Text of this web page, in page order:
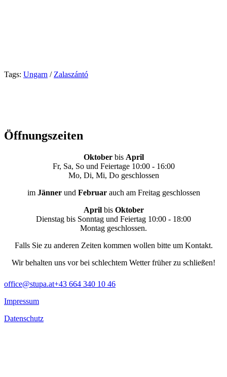
Tags: Ungarn / Zalaszántó
Öffnungszeiten
Oktoberbis April
Fr, Sa, So und Feiertage 10:00 - 16:00
Mo, Di, Mi, Do geschlossen
im Jännerund Februar auch am Freitag geschlossen
Aprilbis Oktober
Dienstag bis Sonntag und Feiertag 10:00 - 18:00
Montag geschlossen.
Falls Sie zu anderen Zeiten kommen wollen bitte um Kontakt.
Wir behalten uns vor bei schlechtem Wetter früher zu schließen!
office@stupa.at+43 664 340 10 46
Impressum
Datenschutz